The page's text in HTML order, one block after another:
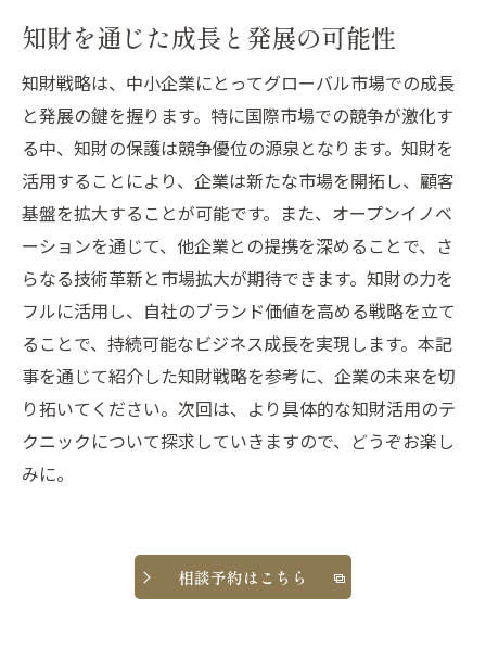
知財を通じた成長と発展の可能性
知財戦略は、中小企業にとってグローバル市場での成長
と発展の鍵を握ります。特に国際市場での競争が激化す
る中、知財の保護は競争優位の源泉となります。知財を
活用することにより、企業は新たな市場を開拓し、顧客
基盤を拡大することが可能です。また、オープンイノベ
ーションを通じて、他企業との提携を深めることで、さ
らなる技術革新と市場拡大が期待できます。知財の力を
フルに活用し、自社のブランド価値を高める戦略を立て
ることで、持続可能なビジネス成長を実現します。本記
事を通じて紹介した知財戦略を参考に、企業の未来を切
り拓いてください。次回は、より具体的な知財活用のテ
クニックについて探求していきますので、どうぞお楽し
みに。
相談予約はこちら